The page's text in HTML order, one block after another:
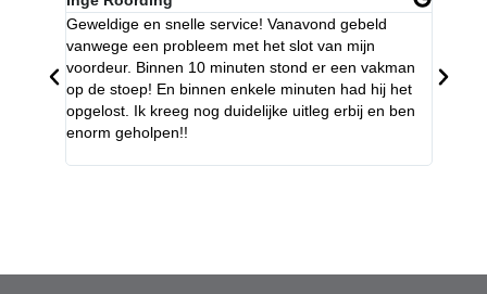
Geweldige en snelle service! Vanavond gebeld
vanwege een probleem met het slot van mijn
voordeur. Binnen 10 minuten stond er een vakman
op de stoep! En binnen enkele minuten had hij het
opgelost. Ik kreeg nog duidelijke uitleg erbij en ben
enorm geholpen!!